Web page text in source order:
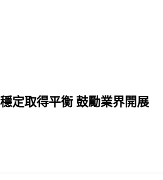
定取得平衡 鼓勵業界開展